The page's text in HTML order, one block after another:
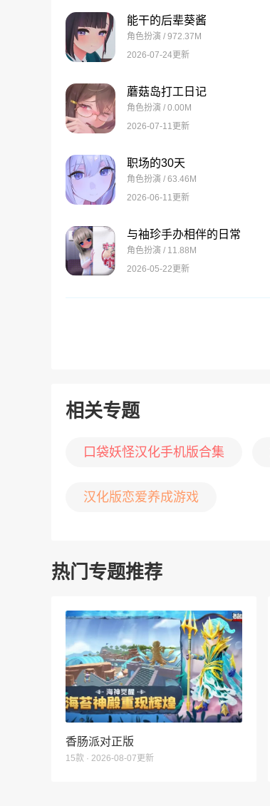
能干的后辈葵酱
角色扮演 / 972.37M
2026-07-24更新
蘑菇岛打工日记
角色扮演 / 0.00M
2026-07-11更新
职场的30天
角色扮演 / 63.46M
2026-06-11更新
与袖珍手办相伴的日常
角色扮演 / 11.88M
2026-05-22更新
相关专题
口袋妖怪汉化手机版合集
汉化版恋爱养成游戏
热门专题推荐
香肠派对正版
15款 · 2026-08-07更新